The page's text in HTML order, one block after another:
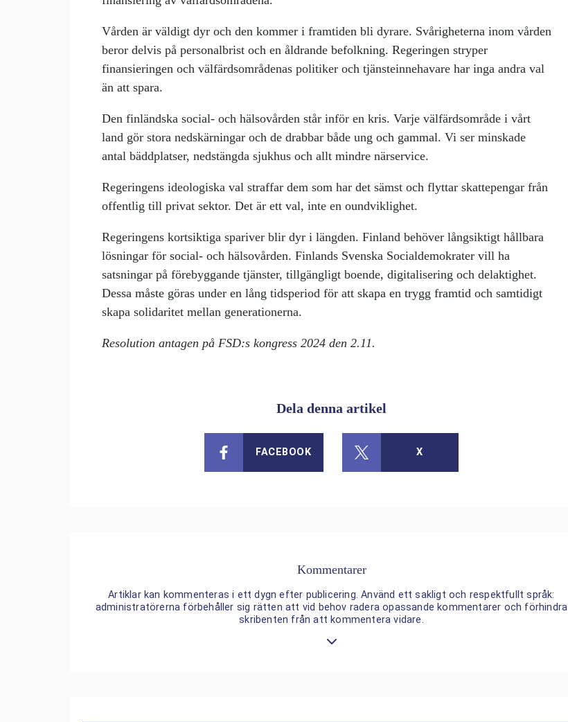
Vården är väldigt dyr och den kommer i framtiden bli dyrare. Svårigheterna inom vården
beror delvis på personalbrist och en åldrande befolkning. Regeringen stryper
finansieringen och välfärdsområdenas politiker och tjänsteinnehavare har inga andra val
än att spara.
Den finländska social- och hälsovården står inför en kris. Varje välfärdsområde i vårt
land gör stora nedskärningar och de drabbar både ung och gammal. Vi ser minskade
antal bäddplatser, nedstängda sjukhus och allt mindre närservice.
Regeringens ideologiska val straffar dem som har det sämst och flyttar skattepengar från
offentlig till privat sektor. Det är ett val, inte en oundviklighet.
Regeringens kortsiktiga spariver blir dyr i längden. Finland behöver långsiktigt hållbara
lösningar för social- och hälsovården. Finlands Svenska Socialdemokrater vill ha
satsningar på förebyggande tjänster, tillgängligt boende, digitalisering och delaktighet.
Dessa måste göras under en lång tidsperiod för att skapa en trygg framtid och samtidigt
skapa solidaritet mellan generationerna.
Resolution antagen på FSD:s kongress 2024 den 2.11.
Dela denna artikel
FACEBOOK X
Kommentarer
Artiklar kan kommenteras i ett dygn efter publicering. Använd ett sakligt och respektfullt språk:
administratörerna förbehåller sig rätten att vid behov radera opassande kommentarer och förhindra
skribenten från att kommentera vidare.